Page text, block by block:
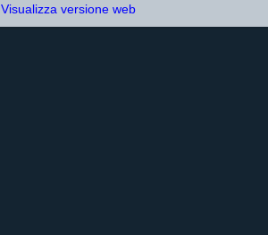
Visualizza versione web